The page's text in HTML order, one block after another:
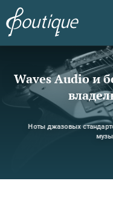
Waves Audio и
Ноты джазовых